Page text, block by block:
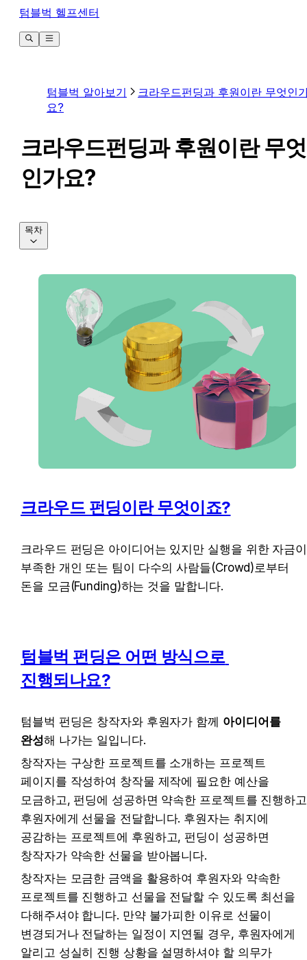
텀블벅 헬프센터
텀블벅 알아보기
크라우드펀딩과 후원이란 무엇인
요?
크라우드펀딩과 후원이란 무엇
인가요?
크라우드 펀딩이란 무엇이죠?
크라우드 펀딩은 아이디어는 있지만 실행을 위한 자금이
부족한 개인 또는 팀이 다수의 사람들(Crowd)로부터
돈을 모금(Funding)하는 것을 말합니다.
텀블벅 펀딩은 어떤 방식으로
진행되나요?
텀블벅 펀딩은 창작자와 후원자가 함께 아이디어를
완성해 나가는 일입니다.
창작자는 구상한 프로젝트를 소개하는 프로젝트
페이지를 작성하여 창작물 제작에 필요한 예산을
모금하고, 펀딩에 성공하면 약속한 프로젝트를 진행하고
후원자에게 선물을 전달합니다. 후원자는 취지에
공감하는 프로젝트에 후원하고, 펀딩이 성공하면
창작자가 약속한 선물을 받아봅니다.
창작자는 모금한 금액을 활용하여 후원자와 약속한
프로젝트를 진행하고 선물을 전달할 수 있도록 최선을
다해주셔야 합니다. 만약 불가피한 이유로 선물이
변경되거나 전달하는 일정이 지연될 경우, 후원자에게
알리고 성실히 진행 상황을 설명하셔야 할 의무가
목차